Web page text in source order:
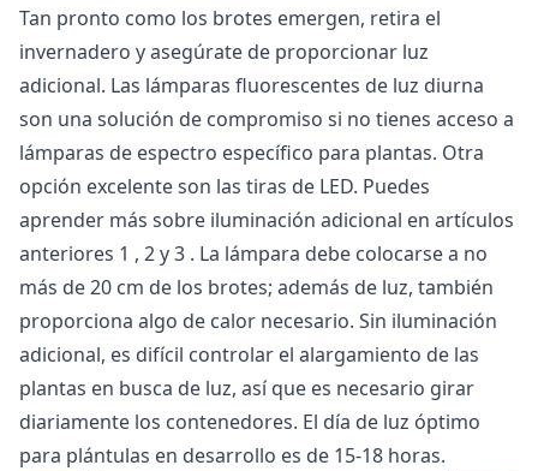
Tan pronto como los brotes emergen, retira el
invernadero y asegúrate de proporcionar luz
adicional. Las lámparas fluorescentes de luz diurna
son una solución de compromiso si no tienes acceso a
lámparas de espectro específico para plantas. Otra
opción excelente son las tiras de LED. Puedes
aprender más sobre iluminación adicional en artículos
anteriores 1 , 2y3 . La lámpara debe colocarse a no
más de 20 cm de los brotes; además de luz, también
proporciona algo de calor necesario. Sin iluminación
adicional, es difícil controlar el alargamiento de las
plantas en busca de luz, así que es necesario girar
diariamente los contenedores. El día de luz óptimo
para plántulas en desarrollo es de 15-18 horas.